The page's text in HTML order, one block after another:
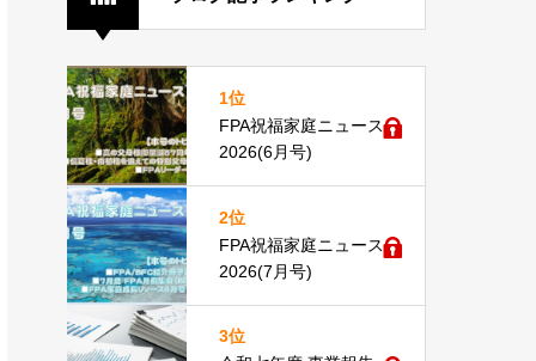
1位
FPA祝福家庭ニュース
2026(6月号)
2位
FPA祝福家庭ニュース
2026(7月号)
3位